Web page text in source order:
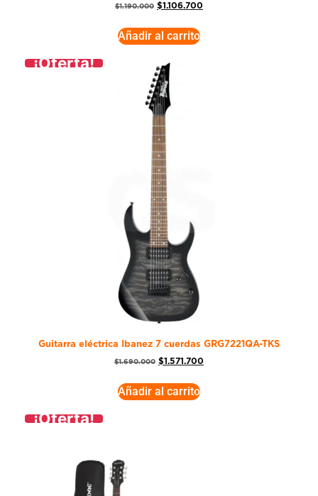
$1.190.000 $1.106.700
Añadir al carrito
¡Oferta!
Guitarra eléctrica Ibanez 7 cuerdas GRG7221QA-TKS
$1.690.000 $1.571.700
Añadir al carrito
¡Oferta!